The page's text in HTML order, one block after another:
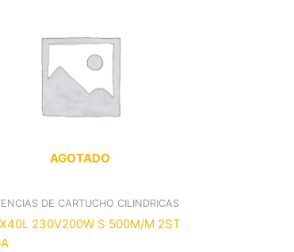
AGOTADO
DE CARTUCHO CILINDRICAS
230V200W S 500M/M 2ST